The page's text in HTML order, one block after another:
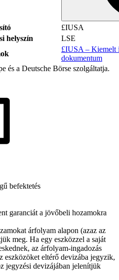
£IUSA
helyszín
LSE
£IUSA – Kiemelt
dokumentum
és a Deutsche Börse szolgáltatja.
befektetés
garanciát a jövőbeli hozamokra
árfolyam alapon (azaz az
meg. Ha egy eszközzel a saját
az árfolyam-ingadozás
eszközöket eltérő devizába jegyzik,
jegyzési devizájában jelenítjük